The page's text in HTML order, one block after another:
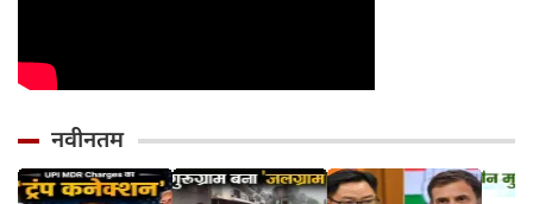
नवीनतम